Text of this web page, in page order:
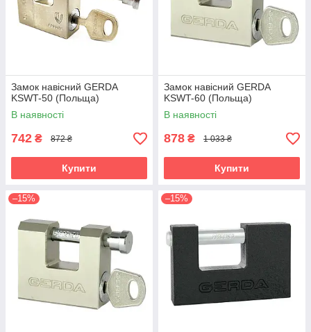
Замок навісний GERDA
KSWT-50 (Польща)
В наявності
742 ₴ 872 ₴
Купити
Замок навісний GERDA
KSWT-60 (Польща)
В наявності
878 ₴ 1 033 ₴
Купити
–15% –15%